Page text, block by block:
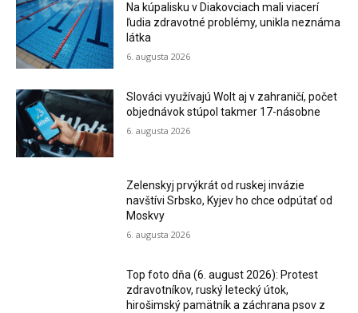
Na kúpalisku v Diakovciach mali viacerí
ľudia zdravotné problémy, unikla neznáma
látka
6. augusta 2026
Slováci využívajú Wolt aj v zahraničí, počet
objednávok stúpol takmer 17-násobne
6. augusta 2026
Zelenskyj prvýkrát od ruskej invázie
navštívi Srbsko, Kyjev ho chce odpútať od
Moskvy
6. augusta 2026
Top foto dňa (6. august 2026): Protest
zdravotníkov, ruský letecký útok,
hirošimský pamätník a záchrana psov z